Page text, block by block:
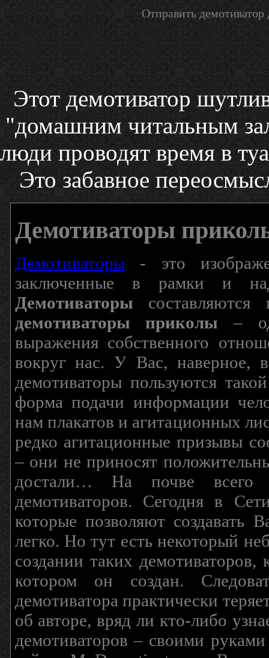
Отправить
Этот демотиватор
"домашним читальным
люди проводят время в
Это забавное
Демотиваторы
Демотиваторы- это
заключенные в рамки и
Демотиваторы составляются
демотиваторы приколы –
выражения собственного
вокруг нас. У Вас, наверное,
демотиваторы пользуются
форма подачи информации
нам плакатов и агитационных
редко агитационные призывы
– они не приносят
достали… На почве всего
демотиваторов. Сегодня в
которые позволяют создавать
легко. Но тут есть некоторый
создании таких
котором он создан.
демотиватора практически
об авторе, вряд ли кто-либо
демотиваторов – своими